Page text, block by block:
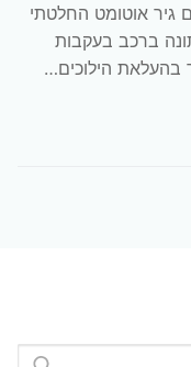
בדיהטסו שרייד מבציר 2000 עם גיר אוטומט החלטתי
ברכב בעקבות
בהעלאת הילוכים…